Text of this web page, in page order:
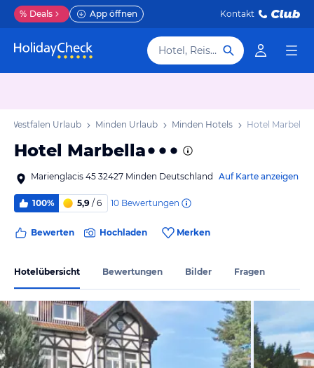
% Deals App öffnen Kontakt
Hotel, Reiseziel
Westfalen Urlaub Minden Urlaub Minden Hotels Hotel Marbella
Hotel Marbella
Marienglacis 45 32427 Minden Deutschland Auf Karte anzeigen
100% 5,9 / 6 10 Bewertungen
Bewerten Hochladen Merken
Hotelübersicht Bewertungen Bilder Fragen